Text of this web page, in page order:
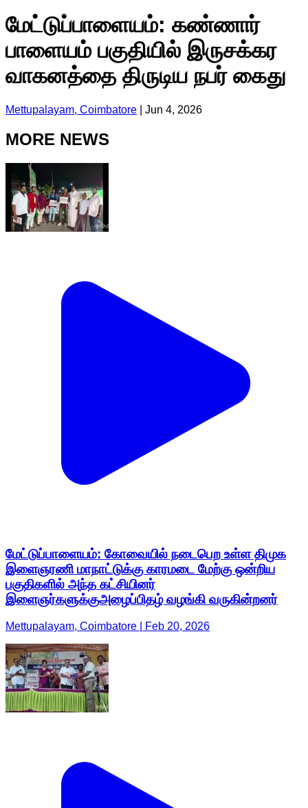
மேட்டுப்பாளையம்: கண்ணார்
பாளையம் பகுதியில் இருசக்கர
வாகனத்தை திருடிய நபர் கைது
Mettupalayam, Coimbatore Jun 4, 2026
MORE NEWS
மேட்டுப்பாளையம்: கோவையில் நடைபெற உள்ள திமுக
இளைஞரணி மாநாட்டுக்கு காரமடை மேற்கு ஒன்றிய
பகுதிகளில் அந்த கட்சியினர்
இளைஞர்களுக்குஅழைப்பிதழ் வழங்கி வருகின்றனர்
Mettupalayam, Coimbatore | Feb 20, 2026